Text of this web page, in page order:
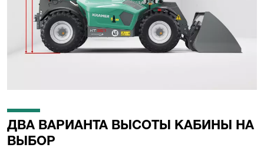
ДВА ВАРИАНТА ВЫСОТЫ КАБИНЫ НА
ВЫБОР